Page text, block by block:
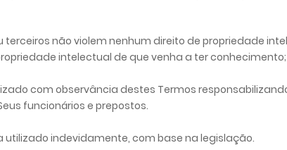
não violem nenhum direito de propriedade
intelectual de que venha a ter conhecimento;
com observância destes Termos
funcionários e prepostos.
indevidamente, com base na legislação.